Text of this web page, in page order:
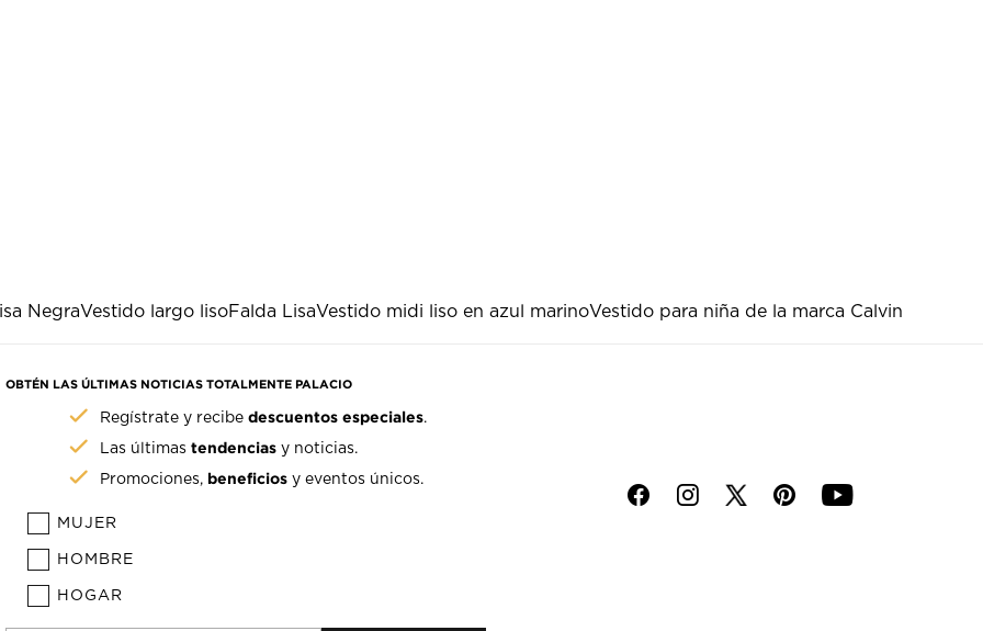
NegraVestido largo lisoFalda LisaVestido midi liso en azul marinoVestido para niña de la marca Calvin
OBTÉN LAS ÚLTIMAS NOTICIAS TOTALMENTE PALACIO
Regístrate y recibedescuentos especiales.
Las últimastendencias y noticias.
Promociones, beneficios y eventos únicos.
MUJER
HOMBRE
HOGAR
f i p y